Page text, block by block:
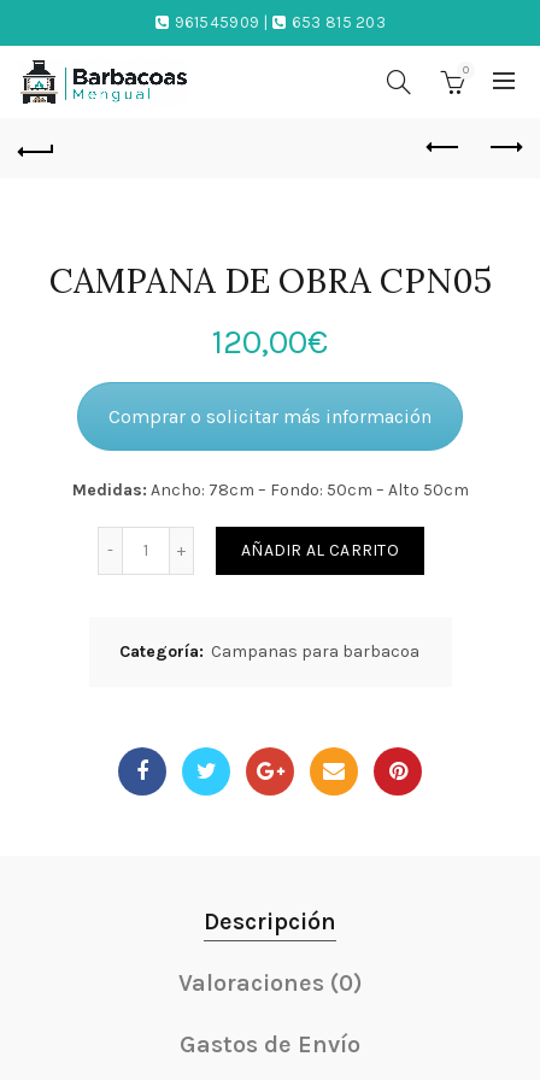
961545909 | 653 815 203
0
CAMPANA DE OBRA CPN05
120,00€
Comprar o solicitar más información
Medidas: Ancho: 78cm – Fondo: 50cm – Alto 50cm
Cantidad
AÑADIR AL CARRITO
Categoría: Campanas para barbacoa
Descripción
Valoraciones (0)
Gastos de Envío